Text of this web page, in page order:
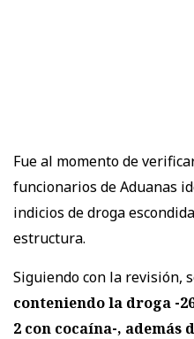
Fue al momento de
funcionarios de Aduanas
indicios de droga
estructura.
Siguiendo con la revisión,
conteniendo la droga -
2 con cocaína-, además